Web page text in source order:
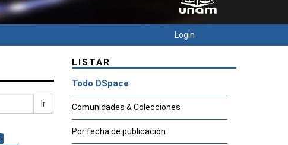
Login
Ir
LISTAR
Todo DSpace
Comunidades & Colecciones
Por fecha de publicación